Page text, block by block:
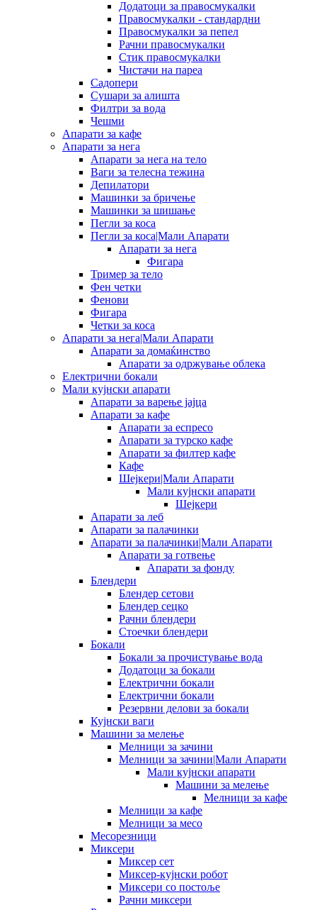
Додатоци за правосмукалки
Правосмукалки - стандардни
Правосмукалки за пепел
Рачни правосмукалки
Стик правосмукалки
Чистачи на пареа
Садопери
Сушари за алишта
Филтри за вода
Чешми
Апарати за кафе
Апарати за нега
Апарати за нега на тело
Ваги за телесна тежина
Депилатори
Машинки за бричење
Машинки за шишање
Пегли за коса
Пегли за коса|Мали Апарати
Апарати за нега
Фигара
Тример за тело
Фен четки
Фенови
Фигара
Четки за коса
Апарати за нега|Мали Апарати
Апарати за домаќинство
Апарати за одржување облека
Електрични бокали
Мали кујнски апарати
Апарати за варење јајца
Апарати за кафе
Апарати за еспресо
Апарати за турско кафе
Апарати за филтер кафе
Кафе
Шејкери|Мали Апарати
Мали кујнски апарати
Шејкери
Апарати за леб
Апарати за палачинки
Апарати за палачинки|Мали Апарати
Апарати за готвење
Апарати за фонду
Блендери
Блендер сетови
Блендер сецко
Рачни блендери
Стоечки блендери
Бокали
Бокали за прочистување вода
Додатоци за бокали
Електрични бокали
Електрични бокали
Резервни делови за бокали
Кујнски ваги
Машини за мелење
Мелници за зачини
Мелници за зачини|Мали Апарати
Мали кујнски апарати
Машини за мелење
Мелници за кафе
Мелници за кафе
Мелници за месо
Месорезници
Миксери
Миксер сет
Миксер-кујнски робот
Миксери со постоље
Рачни миксери